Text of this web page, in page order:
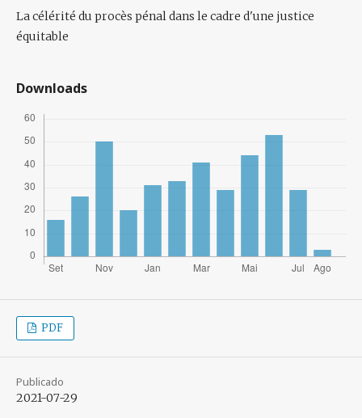
La célérité du procès pénal dans le cadre d'une justice
équitable
Downloads
PDF
Publicado
2021-07-29